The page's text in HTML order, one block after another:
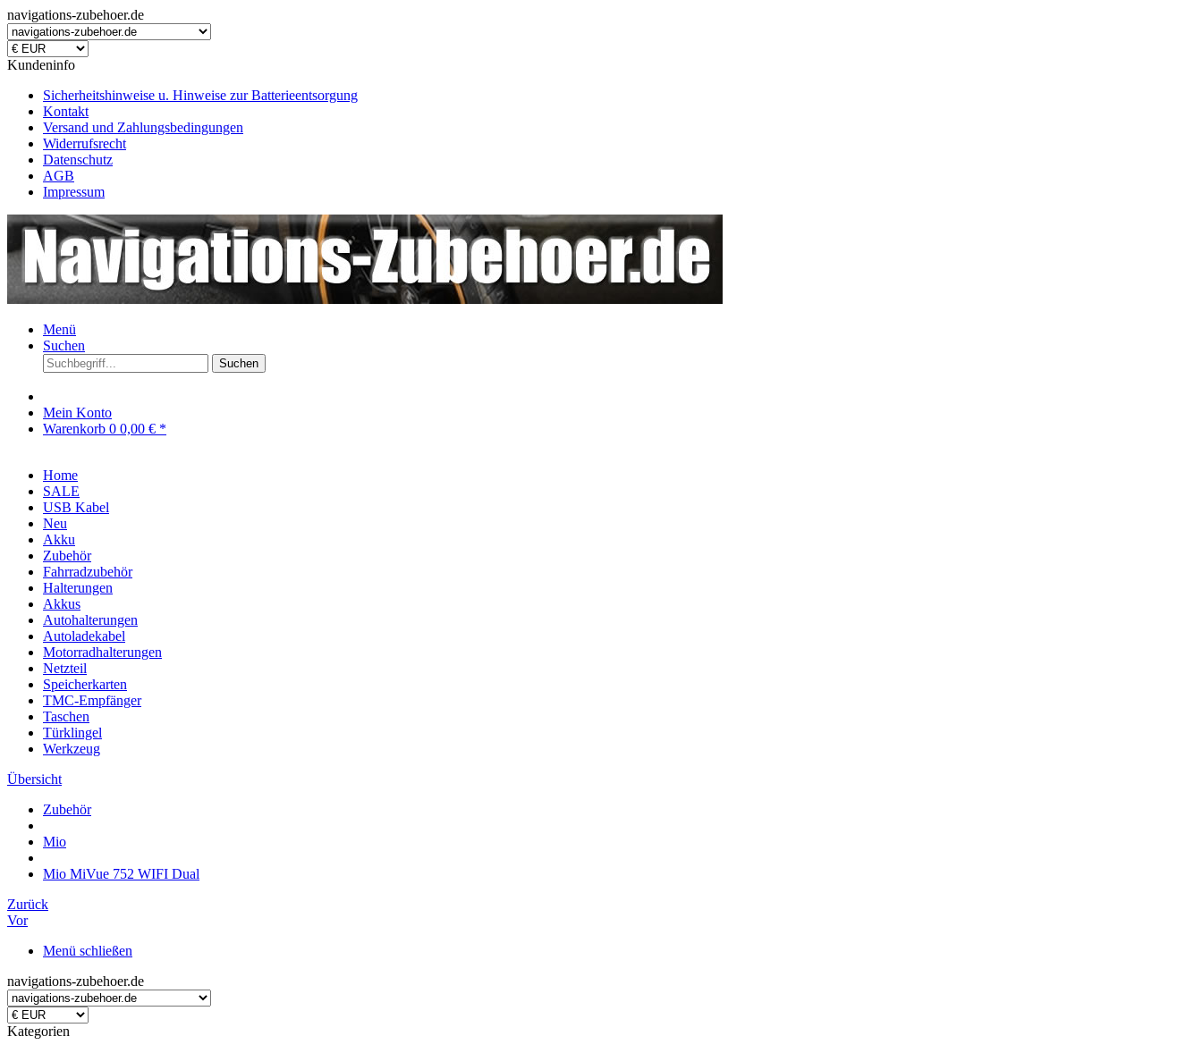
navigations-zubehoer.de
Kundeninfo
Sicherheitshinweise u. Hinweise zur Batterieentsorgung
Kontakt
Versand und Zahlungsbedingungen
Widerrufsrecht
Datenschutz
AGB
Impressum
Menü
Suchen
Suchen
Mein Konto
Warenkorb 0 0,00 € *
Home
SALE
USB Kabel
Neu
Akku
Zubehör
Fahrradzubehör
Halterungen
Akkus
Autohalterungen
Autoladekabel
Motorradhalterungen
Netzteil
Speicherkarten
TMC-Empfänger
Taschen
Türklingel
Werkzeug
Übersicht
Zubehör
Mio
Mio MiVue 752 WIFI Dual
Zurück
Vor
Menü schließen
navigations-zubehoer.de
Kategorien